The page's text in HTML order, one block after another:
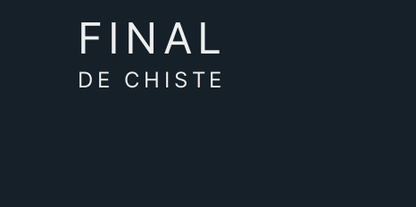
FINAL
DE CHISTE